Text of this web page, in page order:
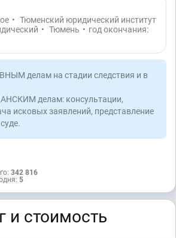
• Тюменский юридический институт
• Тюмень • год окончания:
делам на стадии следствия и в
делам: консультации,
исковых заявлений, представление
342 816
5
и стоимость